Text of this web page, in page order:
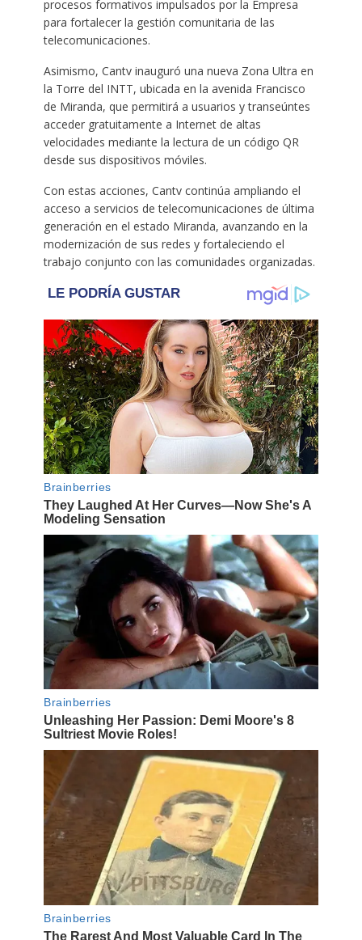
procesos formativos impulsados por la Empresa
para fortalecer la gestión comunitaria de las
telecomunicaciones.
Asimismo, Cantv inauguró una nueva Zona Ultra en
la Torre del INTT, ubicada en la avenida Francisco
de Miranda, que permitirá a usuarios y transeúntes
acceder gratuitamente a Internet de altas
velocidades mediante la lectura de un código QR
desde sus dispositivos móviles.
Con estas acciones, Cantv continúa ampliando el
acceso a servicios de telecomunicaciones de última
generación en el estado Miranda, avanzando en la
modernización de sus redes y fortaleciendo el
trabajo conjunto con las comunidades organizadas.